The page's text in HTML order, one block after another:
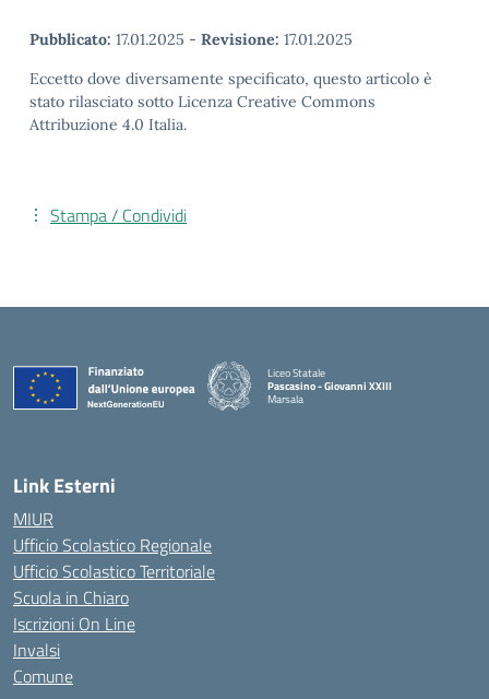
Pubblicato: 17.01.2025 - Revisione: 17.01.2025
Eccetto dove diversamente specificato, questo articolo è
stato rilasciato sotto Licenza Creative Commons
Attribuzione 4.0 Italia.
Stampa / Condividi
Liceo Statale
Pascasino - Giovanni XXIII
Marsala
Link Esterni
MIUR
Ufficio Scolastico Regionale
Ufficio Scolastico Territoriale
Scuola in Chiaro
Iscrizioni On Line
Invalsi
Comune